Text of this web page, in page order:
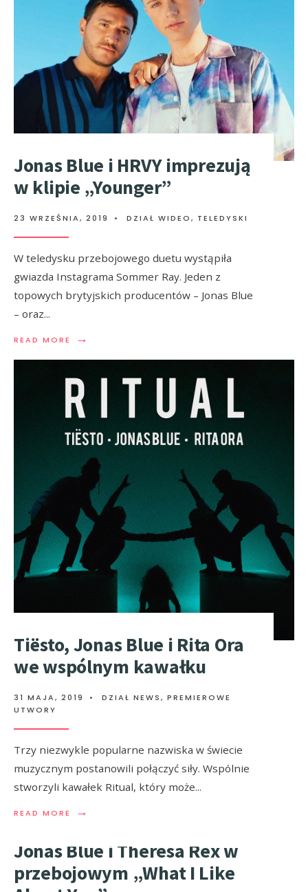
Jonas Blue i HRVY imprezują
w klipie „Younger”
23 WRZEŚNIA, 2019 • DZIAŁ WIDEO, TELEDYSKI
W teledysku przebojowego duetu wystąpiła
gwiazda Instagrama Sommer Ray. Jeden z
topowych brytyjskich producentów – Jonas Blue
– oraz...
READ MORE →
Tiësto, Jonas Blue i Rita Ora
we wspólnym kawałku
31 MAJA, 2019 • DZIAŁ NEWS, PREMIEROWE
UTWORY
Trzy niezwykle popularne nazwiska w świecie
muzycznym postanowili połączyć siły. Wspólnie
stworzyli kawałek Ritual, który może...
READ MORE →
Nowy teledysk od Jonasa
Blue do „What I Like About
You”
29 KWIETNIA, 2019 • DZIAŁ WIDEO
Jonas Blue i Theresa Rex w
przebojowym „What I Like